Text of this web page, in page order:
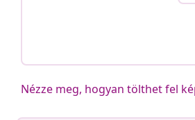
Nézze meg, hogyan tölthet fel